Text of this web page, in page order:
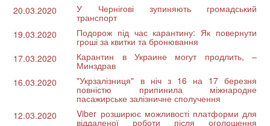
20.03.2020
У Чернігові зупиняють громадський
транспорт
19.03.2020
Подорож під час карантину: Як повернути
гроші за квитки та бронювання
17.03.2020
Карантин в Украине могут продлить, –
Минздрав
16.03.2020
"Укрзалізниця" в ніч з 16 на 17 березня
повністю припинила міжнародне
пасажирське залізничне сполучення
12.03.2020
Viber розширює можливості платформи для
віддаленої роботи після оголошення